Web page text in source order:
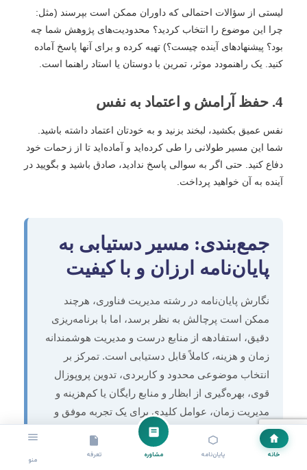
خانه پایان‌نامه مشاوره تعرفه
منو
لیستی از سؤالات احتمالی که داوران ممکن است بپرسند (مثل:
چرا این موضوع را انتخاب کردید؟ محدودیت‌های پژوهش شما چه
بود؟ پیشنهادهای آینده چیست؟) تهیه کرده و برای آنها پاسخ آماده
کنید. یک راهنمودد موثر، تمرین با دوستان یا استاد راهنما است.
4. حفظ آرامش و اعتماد به نفس
نفس عمیق بکشید، لبخند بزنید و به خودتان اعتماد داشته باشید.
شما این مسیر طولانی را طی کرده‌اید و آماده‌اید تا از زحمات خود
دفاع کنید. حتی اگر به سوالی پاسخ ندادید، صادق باشید و بگویید در
آینده به آن خواهید پرداخت.
جمع‌بندی: مسیر دستیابی به
پایان‌نامه ارزان و با کیفیت
نگارش پایان‌نامه در رشته مدیریت فناوری، هرچند
ممکن است پرچالش به نظر برسد، اما با برنامه‌ریزی
دقیق، استفادهه از منابع درست و مدیریت هوشمندانه
زمان و هزینه، کاملاً قابل دستیابی است. تمرکز بر
انتخاب موضوعی محدود و کاربردی، تدوین پروپوزال
قوی، بهره‌گیری از ابظار و منابع رایگان یا کم‌هزینه و
مدیریت زمان، عوامل کلیدی برای یک تجربه موفق و
اقتصادی هستند. به یاد داشته باشید که کیفیت هرگز
فدای هزینه نمی‌شود؛ بلکه مدیریت صحیح می‌تواند هر